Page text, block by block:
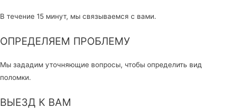
В течение 15 минут, мы связываемся с вами.
ОПРЕДЕЛЯЕМ ПРОБЛЕМУ
Мы зададим уточняющие вопросы, чтобы определить вид
поломки.
ВЫЕЗД К ВАМ